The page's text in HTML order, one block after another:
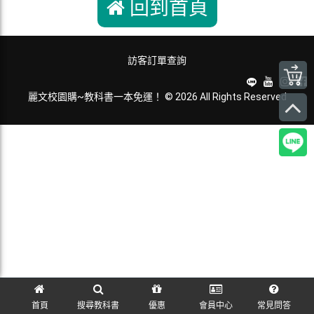
回到首頁
首頁 搜尋教科書 優惠 會員中心 常見問答
訪客訂單查詢
麗文校園購~教科書一本免運！ © 2026 All Rights Reserved